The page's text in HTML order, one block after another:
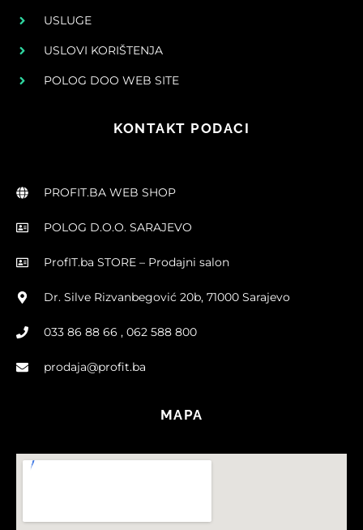
USLUGE
USLOVI KORIŠTENJA
POLOG DOO WEB SITE
KONTAKT PODACI
PROFIT.BA WEB SHOP
POLOG D.O.O. SARAJEVO
ProfIT.ba STORE – Prodajni salon
Dr. Silve Rizvanbegović 20b, 71000 Sarajevo
033 86 88 66 , 062 588 800
prodaja@profit.ba
MAPA